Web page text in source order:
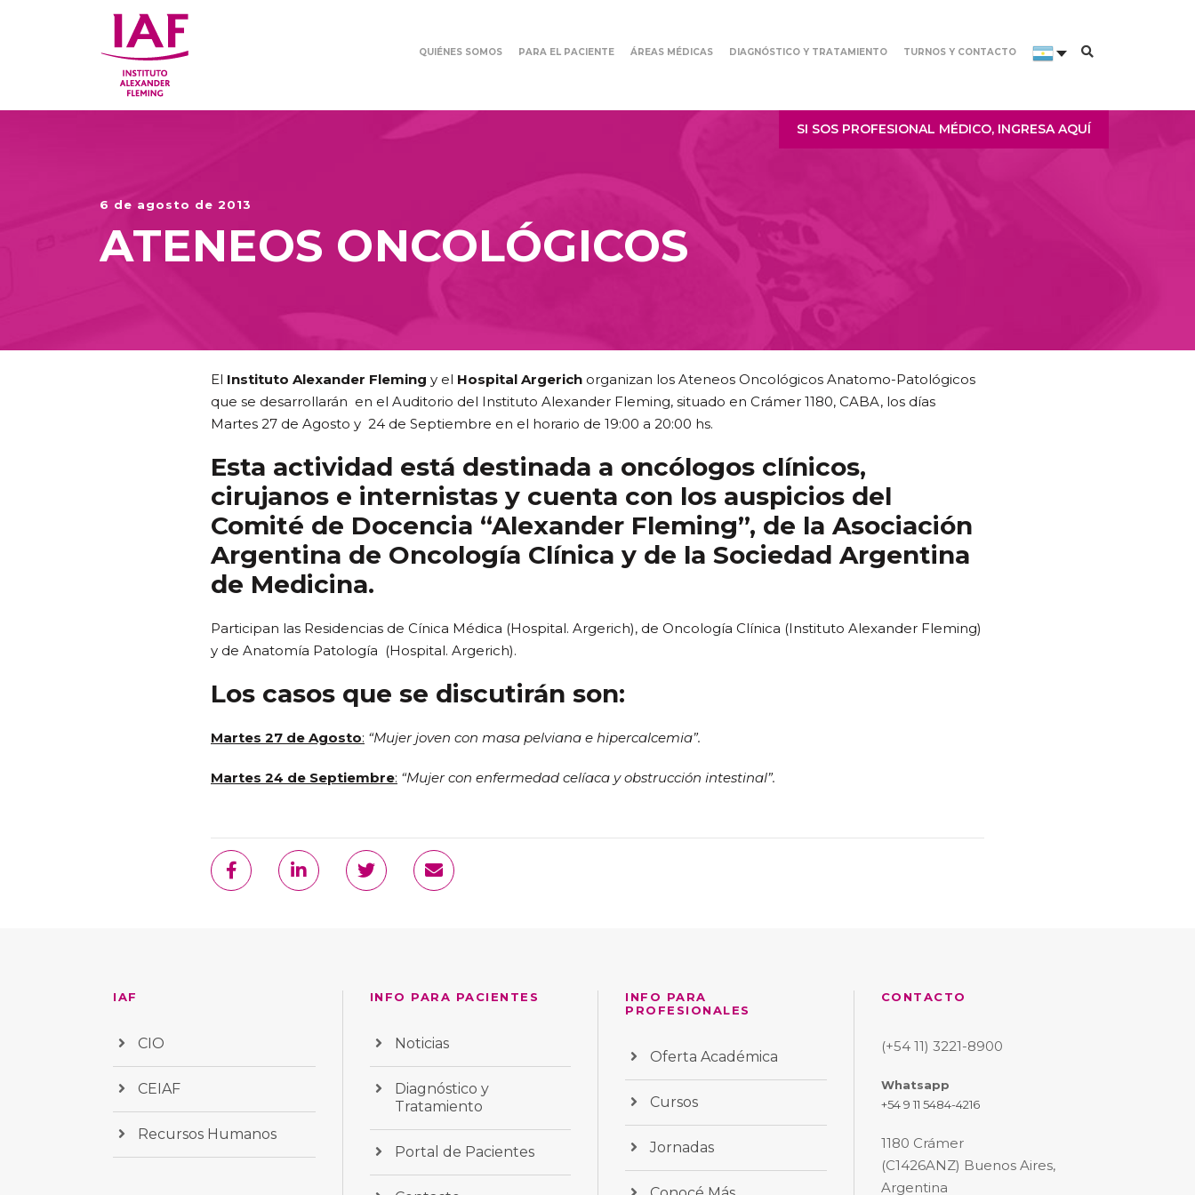
QUIÉNES SOMOS PARA EL PACIENTE ÁREAS MÉDICAS DIAGNÓSTICO Y TRATAMIENTO TURNOS Y CONTACTO
SI SOS PROFESIONAL MÉDICO, INGRESA AQUÍ
6 de agosto de 2013
ATENEOS ONCOLÓGICOS
El Instituto Alexander Fleming y el Hospital Argerich organizan los Ateneos Oncológicos Anatomo-Patológicos
que se desarrollarán en el Auditorio del Instituto Alexander Fleming, situado en Crámer 1180, CABA, los días
Martes 27 de Agosto y 24 de Septiembre en el horario de 19:00 a 20:00 hs.
Esta actividad está destinada a oncólogos clínicos,
cirujanos e internistas y cuenta con los auspicios del
Comité de Docencia “Alexander Fleming”, de la Asociación
Argentina de Oncología Clínica y de la Sociedad Argentina
de Medicina.
Participan las Residencias de Cínica Médica (Hospital. Argerich), de Oncología Clínica (Instituto Alexander Fleming)
y de Anatomía Patología (Hospital. Argerich).
Los casos que se discutirán son:
Martes 27 de Agosto: “Mujer joven con masa pelviana e hipercalcemia”.
Martes 24 de Septiembre: “Mujer con enfermedad celíaca y obstrucción intestinal”.
IAF
CIO
CEIAF
Recursos Humanos
INFO PARA PACIENTES
Noticias
Diagnóstico y
Tratamiento
Portal de Pacientes
INFO PARA
PROFESIONALES
Oferta Académica
Cursos
Jornadas
CONTACTO
(+54 11) 3221-8900
Whatsapp
+54 9 11 5484-4216
1180 Crámer
(C1426ANZ) Buenos Aires,
Argentina